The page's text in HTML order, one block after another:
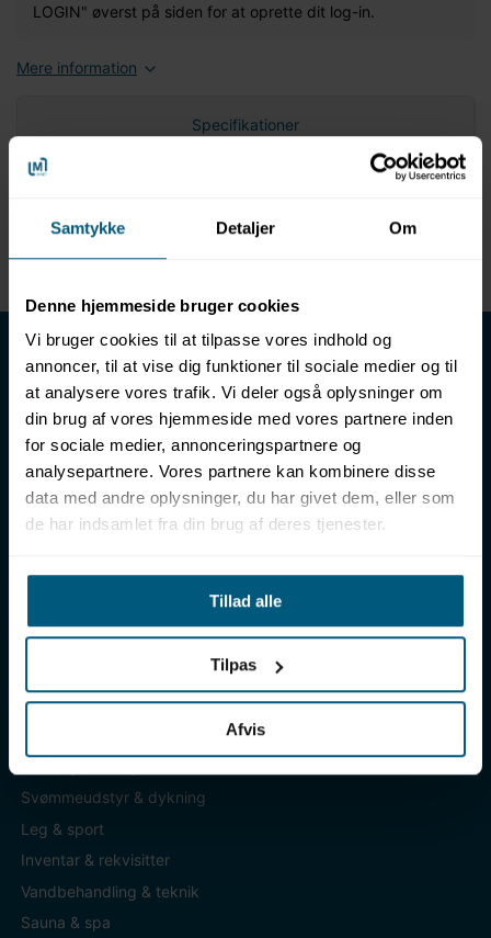
Samtykke Detaljer Om
Denne hjemmeside bruger cookies
Vi bruger cookies til at tilpasse vores indhold og
annoncer, til at vise dig funktioner til sociale medier og til
at analysere vores trafik. Vi deler også oplysninger om
din brug af vores hjemmeside med vores partnere inden
for sociale medier, annonceringspartnere og
analysepartnere. Vores partnere kan kombinere disse
data med andre oplysninger, du har givet dem, eller som
de har indsamlet fra din brug af deres tjenester.
Tillad alle
Tilpas
Afvis
LOGIN" øverst på siden for at oprette dit log-in.
Mere information
Specifikationer
Enhed
LML SPORT - Alt til vand
LML SPORT er en engrosforhandler af alt til vand. Vores
sortiment omfatter f.eks. badetøj, svømmeudstyr, udstyr til
vandleg og vandsport, vandbehandling og teknik samt inventar
til vådrum, sauna & spa. Vores kunder er bl.a. svømmehaller,
badelande, friluftsbade, campingpladser, feriecentre,
idrætshaller og skoler. Vælg os som din leverandør, fordi vi har
over 50 års erfaring i branchen og tilbyder den højeste
info@lml-sport.dk
Svømmeudstyr & dykning
Leg & sport
Inventar & rekvisitter
Vandbehandling & teknik
Sauna & spa